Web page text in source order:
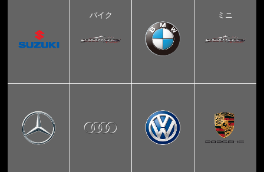
バイク ミニ